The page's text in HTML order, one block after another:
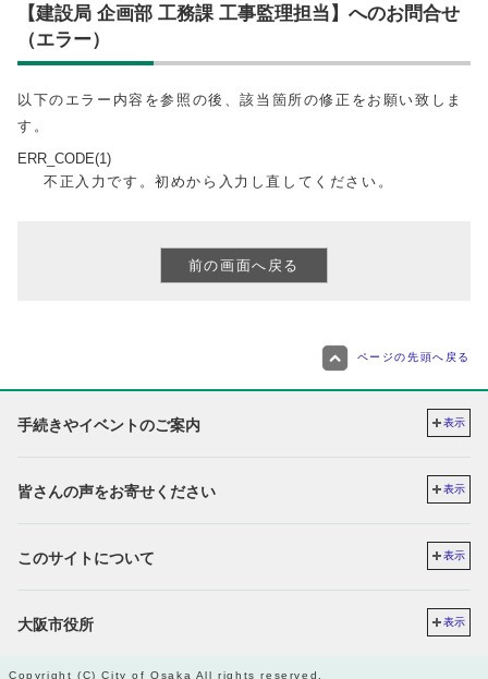
【建設局 企画部 工務課 工事監理担当】へのお問合せ
（エラー）
以下のエラー内容を参照の後、該当箇所の修正をお願い致しま
す。
ERR_CODE(1)
不正入力です。初めから入力し直してください。
ページの先頭へ戻る
手続きやイベントのご案内 表示
皆さんの声をお寄せください 表示
このサイトについて 表示
大阪市役所 表示
Copyright (C) City of Osaka All rights reserved.